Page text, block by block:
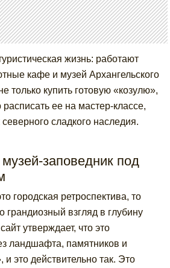
жизнь: работают
кафе и музей Архангельского
только купить готовую «козулю»,
ее на мастер-классе,
сладкого наследия.
заповедник под
городская ретроспектива, то
грандиозный взгляд в глубину
утверждает, что это
ландшафта, памятников и
и это действительно так. Это